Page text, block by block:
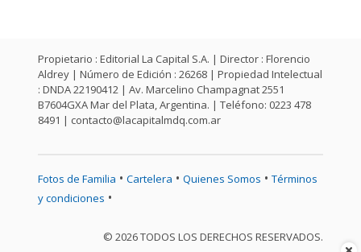
Propietario : Editorial La Capital S.A. | Director : Florencio
Aldrey | Número de Edición : 26268 | Propiedad Intelectual
: DNDA 22190412 | Av. Marcelino Champagnat 2551
B7604GXA Mar del Plata, Argentina. | Teléfono: 0223 478
8491 | contacto@lacapitalmdq.com.ar
Fotos de Familia • Cartelera • Quienes Somos • Términos
y condiciones •
© 2026 TODOS LOS DERECHOS RESERVADOS.